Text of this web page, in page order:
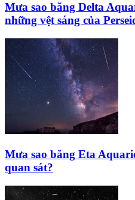
Mưa sao băng Delta
những vệt sáng của
Mưa sao băng Eta
quan sát?